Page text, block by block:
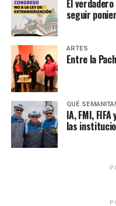
El
seguir
ARTES
Entre la
QUÉ SEMANITA!
IA, FMI,
las